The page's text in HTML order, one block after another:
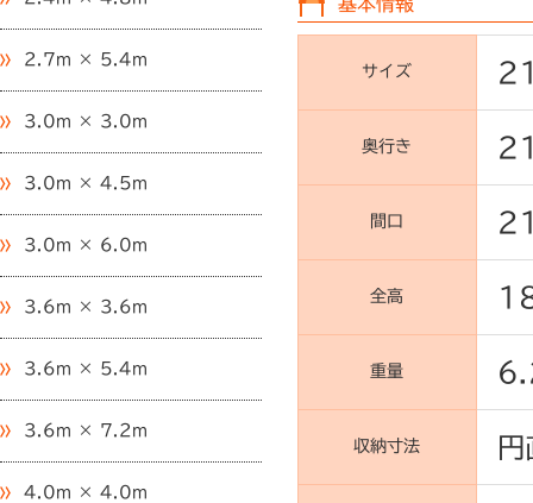
2.7m × 5.4m
3.0m × 3.0m
3.0m × 4.5m
3.0m × 6.0m
3.6m × 3.6m
3.6m × 5.4m
3.6m × 7.2m
4.0m × 4.0m
基本情報
サイズ
奥行き
間口
全高
重量
収納寸法